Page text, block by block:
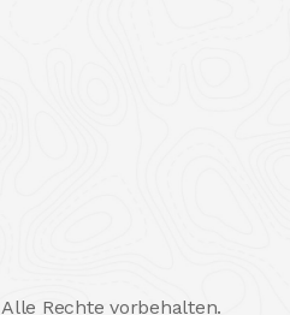
Alle Rechte vorbehalten.